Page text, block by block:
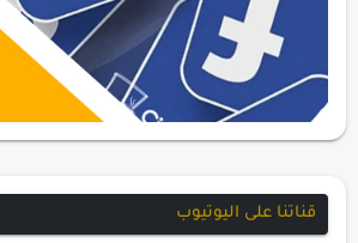
قناتنا على اليوتيوب